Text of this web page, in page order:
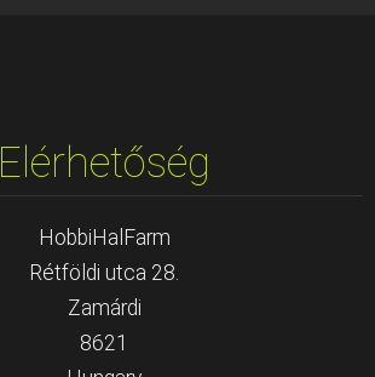
Elérhetőség
HobbiHalFarm
Rétföldi utca 28.
Zamárdi
8621